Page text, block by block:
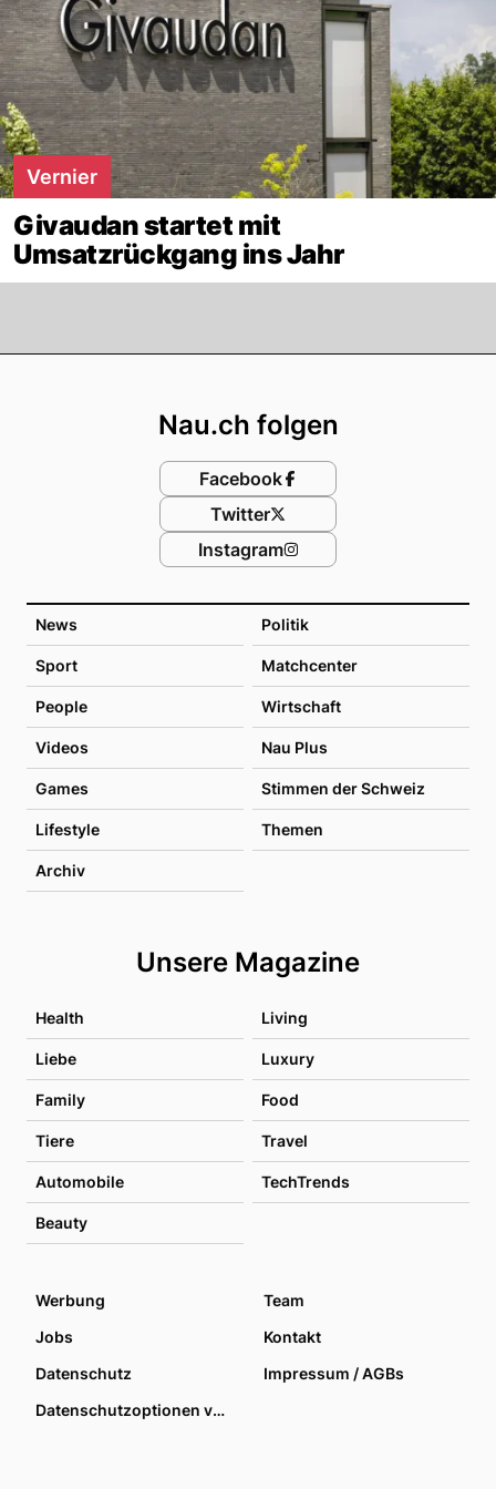
Vernier
Givaudan startet mit
Umsatzrückgang ins Jahr
News Politik
Sport Matchcenter
People Wirtschaft
Videos Nau Plus
Games Stimmen der Schweiz
Lifestyle Themen
Archiv
Unsere Magazine
Health Living
Liebe Luxury
Family Food
Tiere Travel
Automobile TechTrends
Beauty
Nau.ch folgen
Facebook
Twitter
Instagram
Werbung
Team
Jobs
Kontakt
Datenschutz
Impressum / AGBs
Datenschutzoptionen verwalten